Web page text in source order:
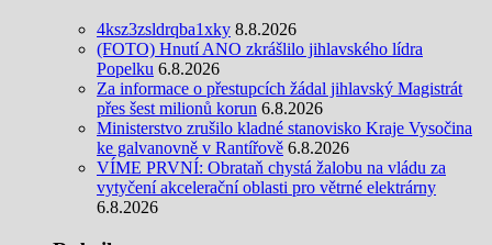
4ksz3zsldrqba1xky 8.8.2026
(FOTO) Hnutí ANO zkrášlilo jihlavského lídra
Popelku 6.8.2026
Za informace o přestupcích žádal jihlavský Magistrát
přes šest milionů korun 6.8.2026
Ministerstvo zrušilo kladné stanovisko Kraje Vysočina
ke galvanovně v Rantířově 6.8.2026
VÍME PRVNÍ: Obrataň chystá žalobu na vládu za
vytyčení akcelerační oblasti pro větrné elektrárny
6.8.2026